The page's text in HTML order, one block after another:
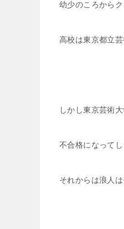
幼少のころから
高校は東京都立
しかし東京芸術
不合格になって
それからは浪人